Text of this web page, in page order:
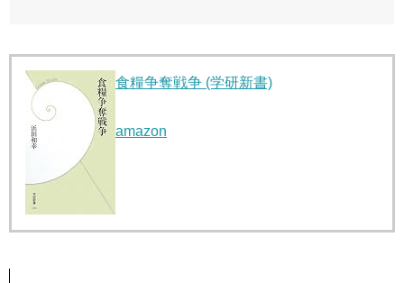
食糧争奪戦争 (学研新書)
amazon